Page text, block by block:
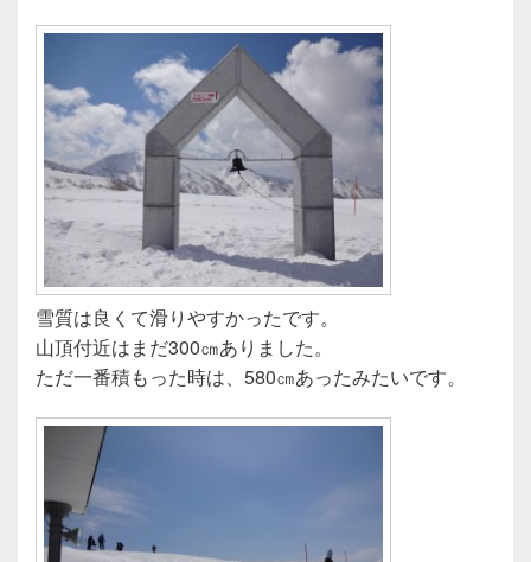
雪質は良くて滑りやすかったです。
山頂付近はまだ300㎝ありました。
ただ一番積もった時は、580㎝あったみたいです。